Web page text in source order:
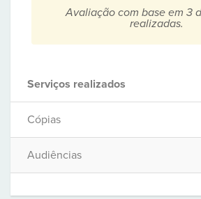
Avaliação com base em 3
realizadas.
Serviços realizados
Cópias
Audiências